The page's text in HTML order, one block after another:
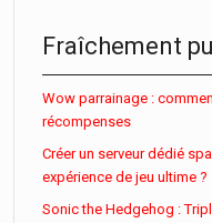
Fraîchement
Wow parrainage :
récompenses
Créer un serveur dédié
expérience de jeu ultime ?
Sonic the Hedgehog :